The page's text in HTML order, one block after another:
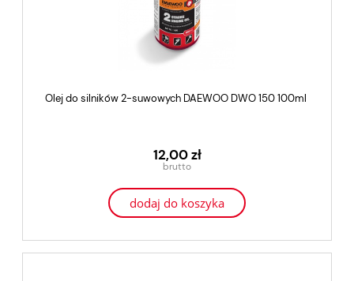
Olej do silników 2-suwowych DAEWOO DWO 150 100ml
12,00 zł
dodaj do koszyka